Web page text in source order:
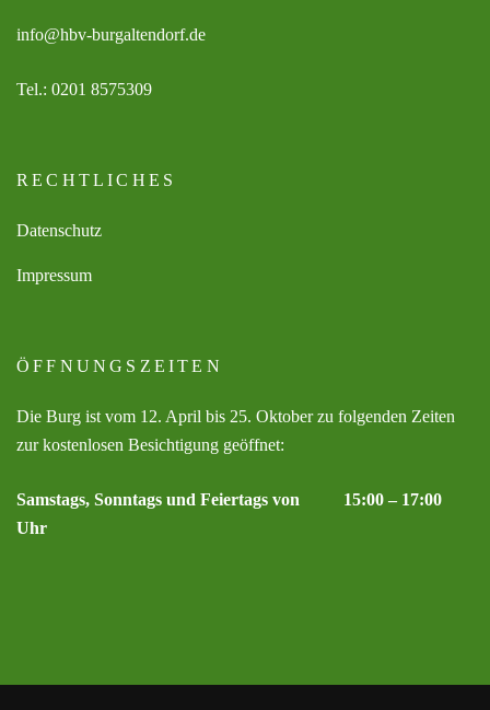
info@hbv-burgaltendorf.de
Tel.: 0201 8575309
RECHTLICHES
Datenschutz
Impressum
ÖFFNUNGSZEITEN
Die Burg ist vom 12. April bis 25. Oktober zu folgenden Zeiten
zur kostenlosen Besichtigung geöffnet:
Samstags, Sonntags und Feiertags von 15:00 – 17:00
Uhr